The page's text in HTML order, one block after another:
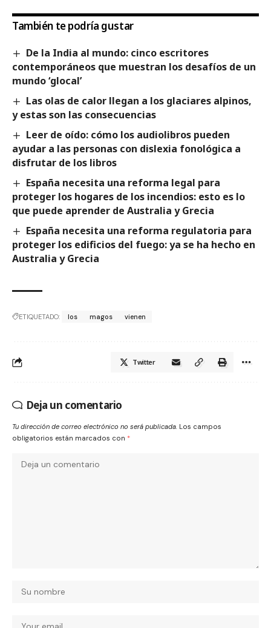
También te podría gustar
De la India al mundo: cinco escritores
contemporáneos que muestran los desafíos de un
mundo ‘glocal’
Las olas de calor llegan a los glaciares alpinos,
y estas son las consecuencias
Leer de oído: cómo los audiolibros pueden
ayudar a las personas con dislexia fonológica a
disfrutar de los libros
España necesita una reforma legal para
proteger los hogares de los incendios: esto es lo
que puede aprender de Australia y Grecia
España necesita una reforma regulatoria para
proteger los edificios del fuego: ya se ha hecho en
Australia y Grecia
ETIQUETADO: los magos vienen
Twitter
Deja un comentario
Tu dirección de correo electrónico no será publicada. Los campos
obligatorios están marcados con *